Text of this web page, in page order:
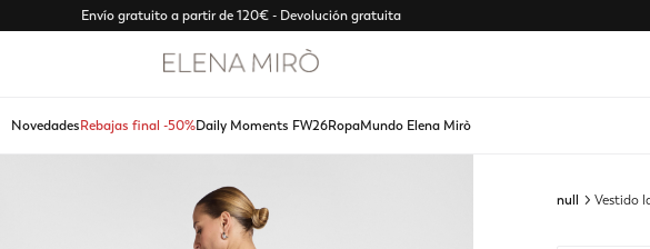
Envío gratuito a partir de 120€ - Devolución gratuita
NovedadesRebajas final -50%Daily Moments FW26RopaMundo Elena Mirò
null Vestido